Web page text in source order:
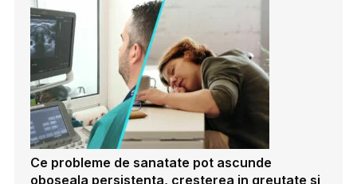
Ce probleme de sanatate pot ascunde
oboseala persistenta, cresterea in greutate si